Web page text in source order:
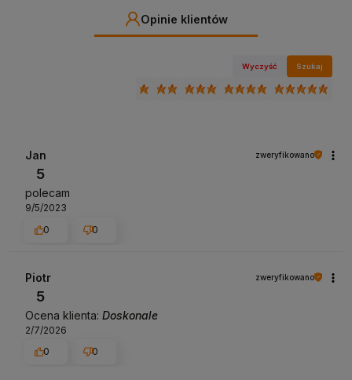
Opinie klientów
Wyczyść Szukaj
Jan zweryfikowano
5
polecam
9/5/2023
0
0
Piotr zweryfikowano
5
Ocena klienta: Doskonale
2/7/2026
0
0